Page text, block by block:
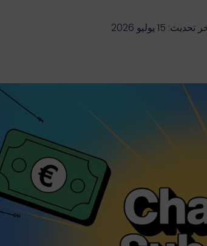
تحديث: 15 يوليو 2026